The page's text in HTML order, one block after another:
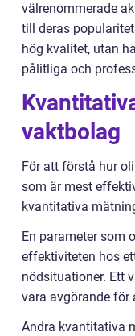
välrenommerade
till deras
hög kvalitet, utan
pålitliga och
vaktbolag
För att förstå hur
som är mest
kvantitativa
En parameter som
effektiviteten hos
nödsituationer. Ett
vara avgörande för
Andra kvantitativa